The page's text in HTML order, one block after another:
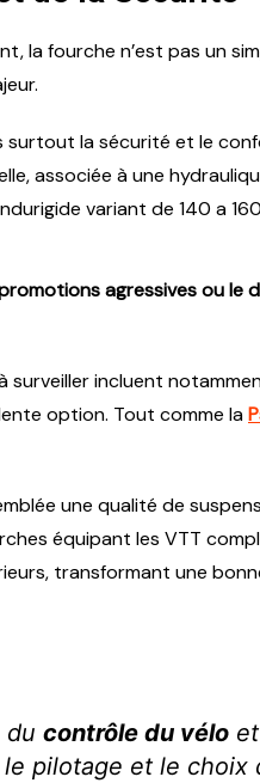
la fourche n’est pas un
surtout la sécurité et le
associée à une
variant de 140 a
agressives ou le
surveiller incluent
option. Tout comme la
une qualité de
équipant les VTT
transformant une
du contrôle du vélo
pilotage et le choix